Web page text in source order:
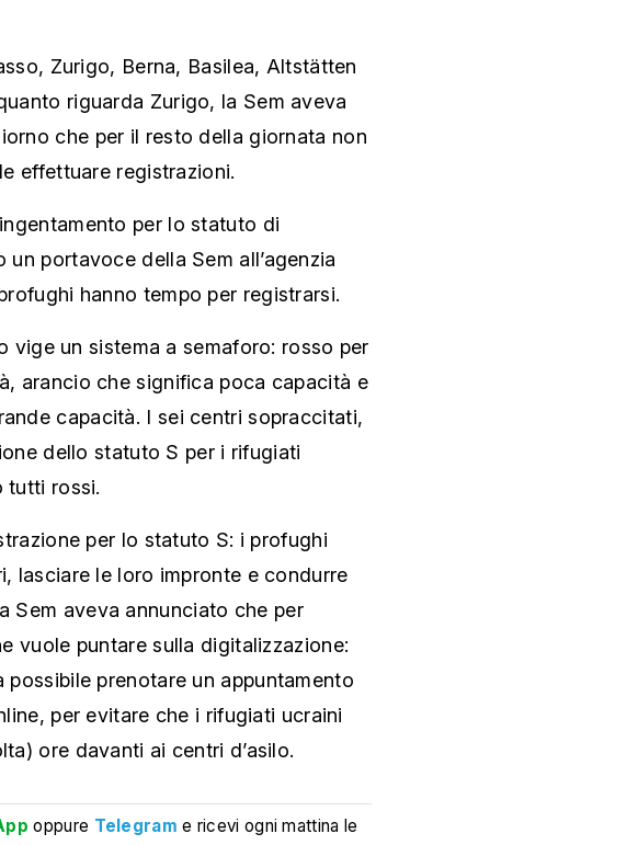
Zurigo, Berna, Basilea, Altstätten
riguarda Zurigo, la Sem aveva
che per il resto della giornata non
effettuare registrazioni.
per lo statuto di
portavoce della Sem all’agenzia
hanno tempo per registrarsi.
vige un sistema a semaforo: rosso per
arancio che significa poca capacità e
capacità. I sei centri sopraccitati,
dello statuto S per i rifugiati
tutti rossi.
per lo statuto S: i profughi
lasciare le loro impronte e condurre
Sem aveva annunciato che per
vuole puntare sulla digitalizzazione:
possibile prenotare un appuntamento
per evitare che i rifugiati ucraini
ore davanti ai centri d’asilo.
oppure Telegram e ricevi ogni mattina le